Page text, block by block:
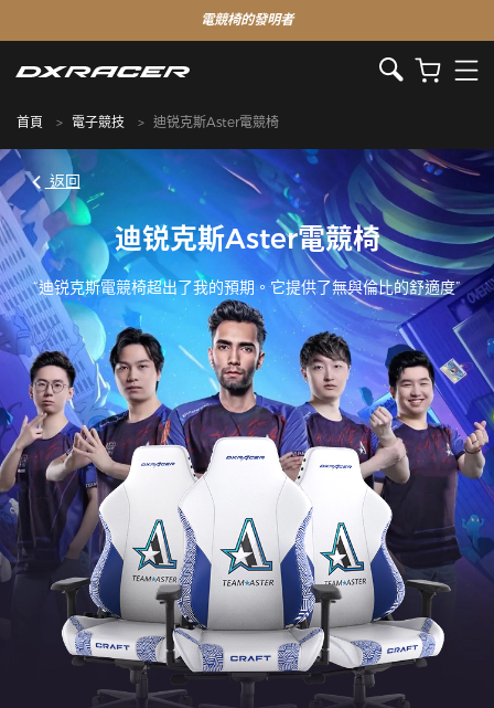
電競椅的發明者
首頁 電子競技 迪锐克斯Aster電競椅
返回
迪锐克斯Aster電競椅
“迪锐克斯電競椅超出了我的預期。它提供了無與倫比的舒適度”